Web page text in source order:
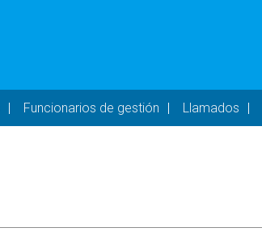
Funcionarios de gestión Llamados